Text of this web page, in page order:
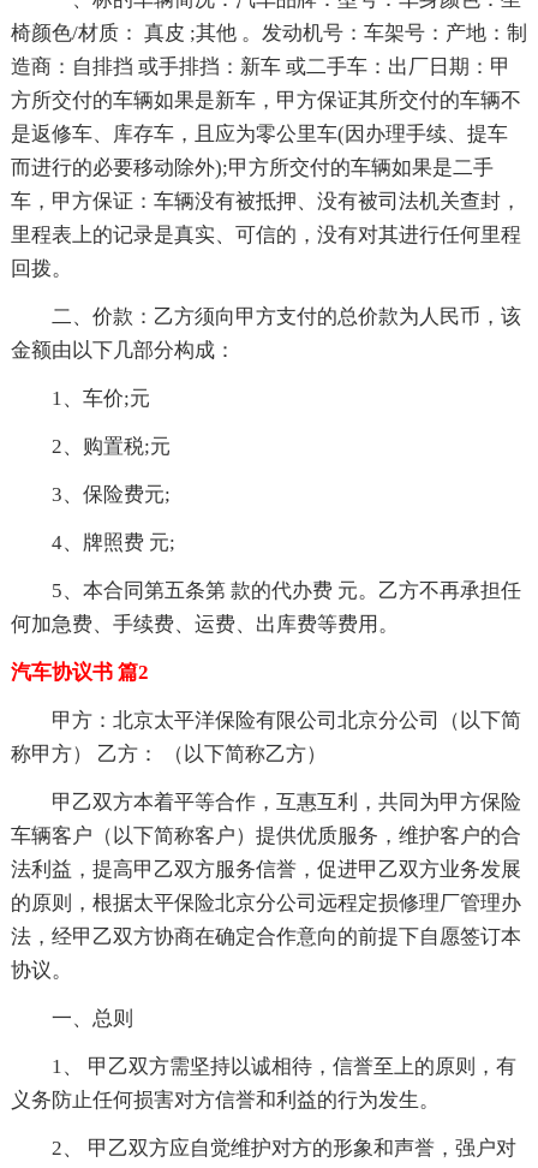
椅颜色/材质： 真皮 ;其他 。发动机号：车架号：产地：制
造商：自排挡 或手排挡：新车 或二手车：出厂日期：甲
方所交付的车辆如果是新车，甲方保证其所交付的车辆不
是返修车、库存车，且应为零公里车(因办理手续、提车
而进行的必要移动除外);甲方所交付的车辆如果是二手
车，甲方保证：车辆没有被抵押、没有被司法机关查封，
里程表上的记录是真实、可信的，没有对其进行任何里程
回拨。
二、价款：乙方须向甲方支付的总价款为人民币，该
金额由以下几部分构成：
1、车价;元
2、购置税;元
3、保险费元;
4、牌照费 元;
5、本合同第五条第 款的代办费 元。乙方不再承担任
何加急费、手续费、运费、出库费等费用。
汽车协议书 篇2
甲方：北京太平洋保险有限公司北京分公司（以下简
称甲方） 乙方： （以下简称乙方）
甲乙双方本着平等合作，互惠互利，共同为甲方保险
车辆客户（以下简称客户）提供优质服务，维护客户的合
法利益，提高甲乙双方服务信誉，促进甲乙双方业务发展
的原则，根据太平保险北京分公司远程定损修理厂管理办
法，经甲乙双方协商在确定合作意向的前提下自愿签订本
协议。
一、总则
1、 甲乙双方需坚持以诚相待，信誉至上的原则，有
义务防止任何损害对方信誉和利益的行为发生。
2、 甲乙双方应自觉维护对方的形象和声誉，强户对